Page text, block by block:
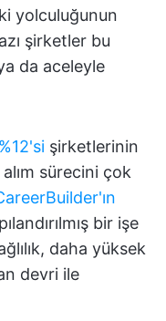
yolculuğunun
şirketler bu
da aceleyle
şirketlerinin
alım sürecini çok
bir işe
daha yüksek
devri ile